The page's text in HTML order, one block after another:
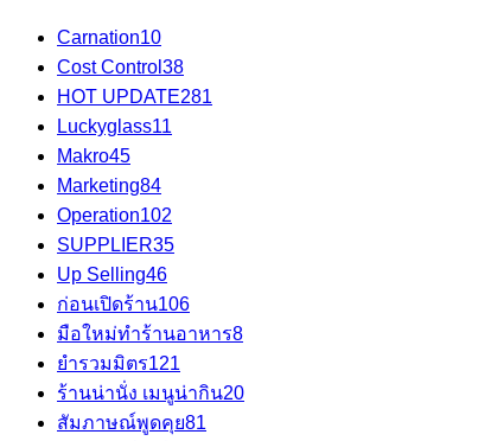
Carnation10
Cost Control 38
HOT UPDATE281
Luckyglass11
Makro45
Marketing84
Operation102
SUPPLIER35
Up Selling46
ก่อนเปิดร้าน106
มือใหม่ทำร้านอาหาร8
ยำรวมมิตร121
ร้านน่านั่ง เมนูน่ากิน20
สัมภาษณ์พูดคุย81